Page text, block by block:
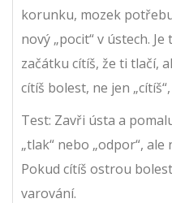
korunku, mozek
nový „pocit“ v ústech.
začátku cítíš, že ti tlačí,
cítíš bolest, ne jen
Test: Zavři ústa a
„tlak“ nebo „odpor“,
Pokud cítíš ostrou
varování.